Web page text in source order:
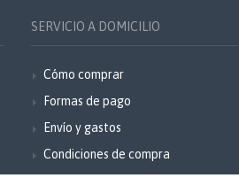
SERVICIO A DOMICILIO
Cómo comprar
Formas de pago
Envío y gastos
Condiciones de compra